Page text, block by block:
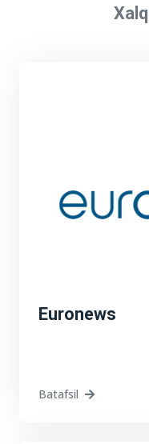
Euronews
Batafsil